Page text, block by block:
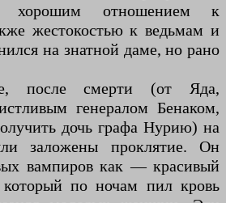
хорошим отношением к
жестокостью к ведьмам и
на знатной даме, но рано
после смерти (от Яда,
генералом Бенаком,
дочь графа Нурию) на
заложены проклятие. Он
вампиров как — красивый
который по ночам пил кровь